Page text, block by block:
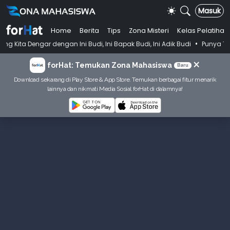
Masuk
Home Berita Tips Zona Misteri
Kelas Pelatihan
dengan Ini Budi, Ini Bapak Budi, Ini Adik Budi
• Punya Tujuan
forHat: Temukan Zona Mahasiswa Baru ×
Download sekarang di Play Store & App Store. Temukan berbagai fitur menarik
lainnya dan nikmati Media Sosial forHat di dalamnya!